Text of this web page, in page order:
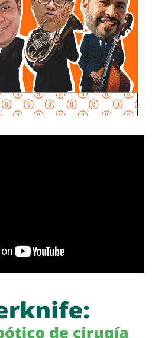
quela dependencia mantiene
complete el procedimiento
a la ley, por lo que descartó que
hacia la empresa.
ni de cacería. Al contrario,
nos ayuden a que la
el proceso de